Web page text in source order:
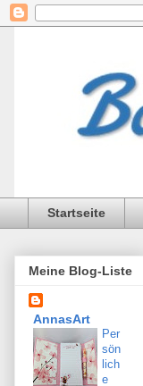
Startseite
Meine Blog-Liste
AnnasArt
Per
sön
lich
e